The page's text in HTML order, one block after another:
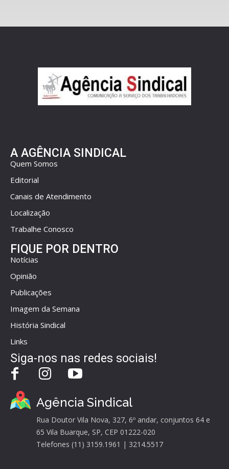
A AGÊNCIA SINDICAL
Quem Somos
Editorial
Canais de Atendimento
Localização
Trabalhe Conosco
FIQUE POR DENTRO
Notícias
Opinião
Publicações
Imagem da Semana
História Sindical
Links
Siga-nos nas redes sociais!
Agência Sindical
Rua Doutor Vila Nova, 327, 6º andar, conjuntos 64 e
65 Vila Buarque, SP, CEP 01222-020
Telefones (11) 3159.1961 | 3214.5517